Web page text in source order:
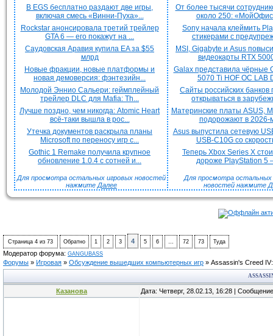
В EGS бесплатно раздают две игры,
включая смесь «Винни-Пуха»...
Rockstar анонсировала третий трейлер
GTA 6 — его покажут на ...
Саудовская Аравия купила EA за $55
млрд
Новые фракции, новые платформы и
новая демоверсия: фэнтезийн...
Молодой Эннио Сальери: геймплейный
трейлер DLC для Mafia: Th...
Лучше поздно, чем никогда: Atomic Heart
всё-таки вышла в рос...
Утечка документов раскрыла планы
Microsoft по переносу игр с...
Gothic 1 Remake получила крупное
обновление 1.0.4 с сотней и...
Для просмотра остальных игровых новостей
нажмите Далее
От более тысячи
около 250:
Sony начала клеймить
стикерами с
MSI, Gigabyte и Asus
видеокарты RTX
Galax представила чёрные
5070 Ti HOF OC LAB
Сайты российских банков
открываться в
Материнские платы ASUS,
подорожают в
Asus выпустила сетевую
USB-C10G со
Теперь Xbox Series X
дороже PlayStation 5
Для просмотра остальных
новостей нажмите
Страница 4 из 73 Обратно 1 2 3 4 5 6 … 72 73 Туда
Модератор форума: GANGUBASS
Форумы » Игровая » Обсуждение вышедших компьютерных игр » Assassin's Creed
Казанова Дата: Четверг, 28.02.13, 16:28 |